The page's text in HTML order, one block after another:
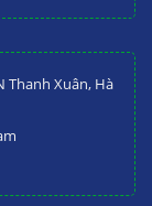
Thanh Xuân, Hà